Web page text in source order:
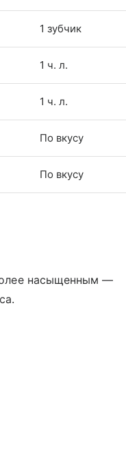
1 зубчик
1 ч. л.
1 ч. л.
По вкусу
По вкусу
насыщенным —